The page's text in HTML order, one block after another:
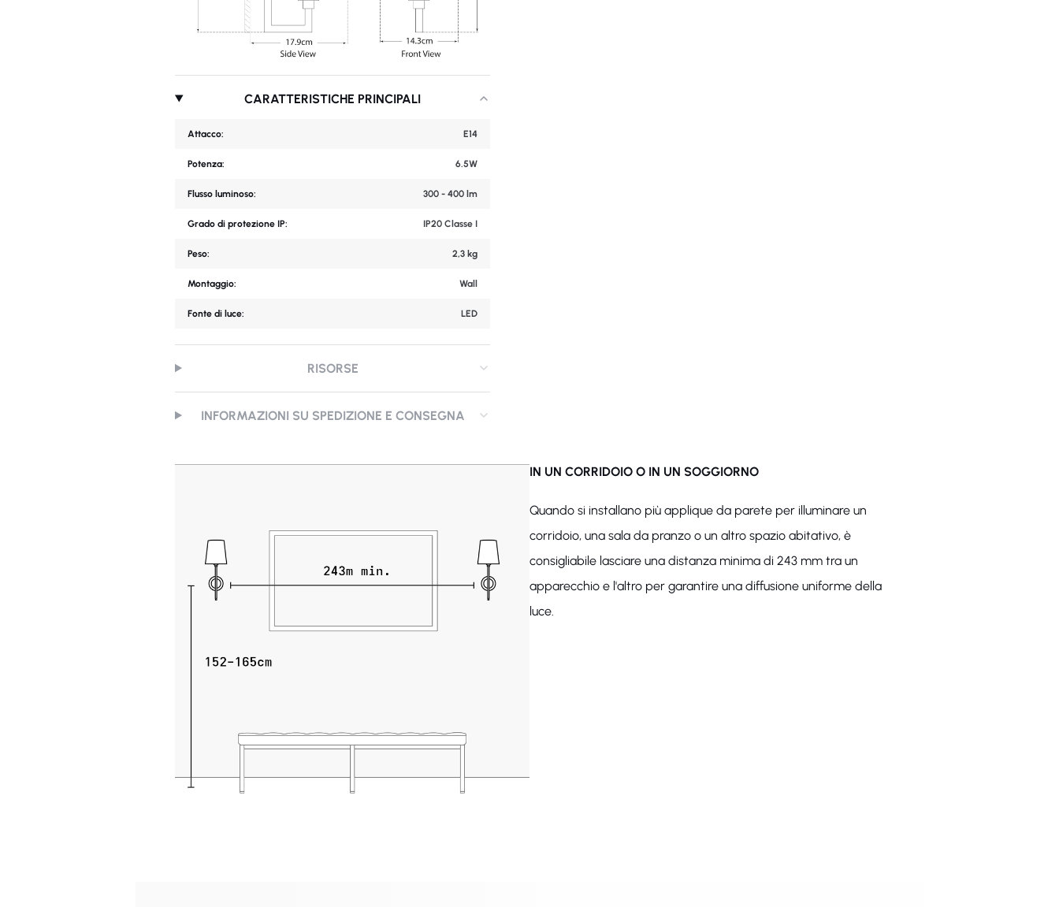
CARATTERISTICHE PRINCIPALI
Attacco: E14
Potenza: 6.5W
Flusso luminoso: 300 - 400 lm
Grado di protezione IP: IP20 Classe I
Peso: 2,3 kg
Montaggio: Wall
Fonte di luce: LED
RISORSE
INFORMAZIONI SU SPEDIZIONE E CONSEGNA
IN UN CORRIDOIO O IN UN SOGGIORNO
Quando si installano più applique da parete per illuminare un
corridoio, una sala da pranzo o un altro spazio abitativo, è
consigliabile lasciare una distanza minima di 243 mm tra un
apparecchio e l'altro per garantire una diffusione uniforme della
luce.